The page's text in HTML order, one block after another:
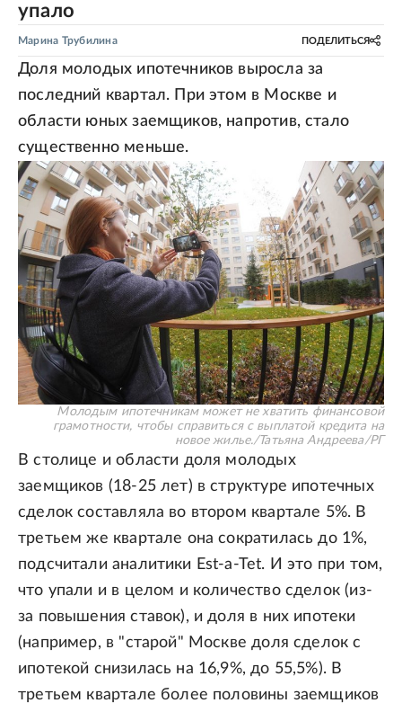
упало
Марина Трубилина ПОДЕЛИТЬСЯ
Доля молодых ипотечников выросла за
последний квартал. При этом в Москве и
области юных заемщиков, напротив, стало
существенно меньше.
Молодым ипотечникам может не хватить финансовой
грамотности, чтобы справиться с выплатой кредита на
новое жилье./Татьяна Андреева/РГ
В столице и области доля молодых
заемщиков (18-25 лет) в структуре ипотечных
сделок составляла во втором квартале 5%. В
третьем же квартале она сократилась до 1%,
подсчитали аналитики Est-a-Tet. И это при том,
что упали и в целом и количество сделок (из-
за повышения ставок), и доля в них ипотеки
(например, в "старой" Москве доля сделок с
ипотекой снизилась на 16,9%, до 55,5%). В
третьем квартале более половины заемщиков